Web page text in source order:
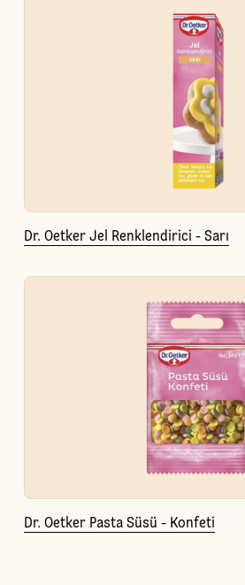
Dr. Oetker Jel Renklendirici - Sarı
Dr. Oetker Pasta Süsü - Konfeti